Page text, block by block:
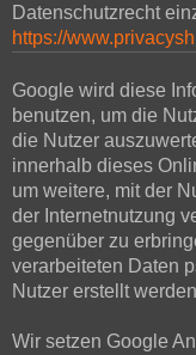
Datenschutzrecht
https://
Google wird diese
benutzen, um die
die Nutzer
innerhalb dieses
um weitere, mit der
der Internetnutzung
gegenüber zu
verarbeiteten Daten
Nutzer erstellt
Wir setzen Google